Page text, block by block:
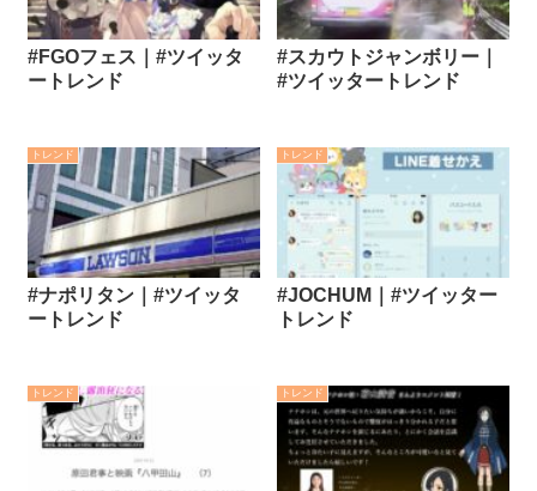
#FGOフェス｜#ツイッタ
ートレンド
#スカウトジャンボリー｜
#ツイッタートレンド
トレンド
#ナポリタン｜#ツイッタ
ートレンド
トレンド
#JOCHUM｜#ツイッター
トレンド
トレンド トレンド